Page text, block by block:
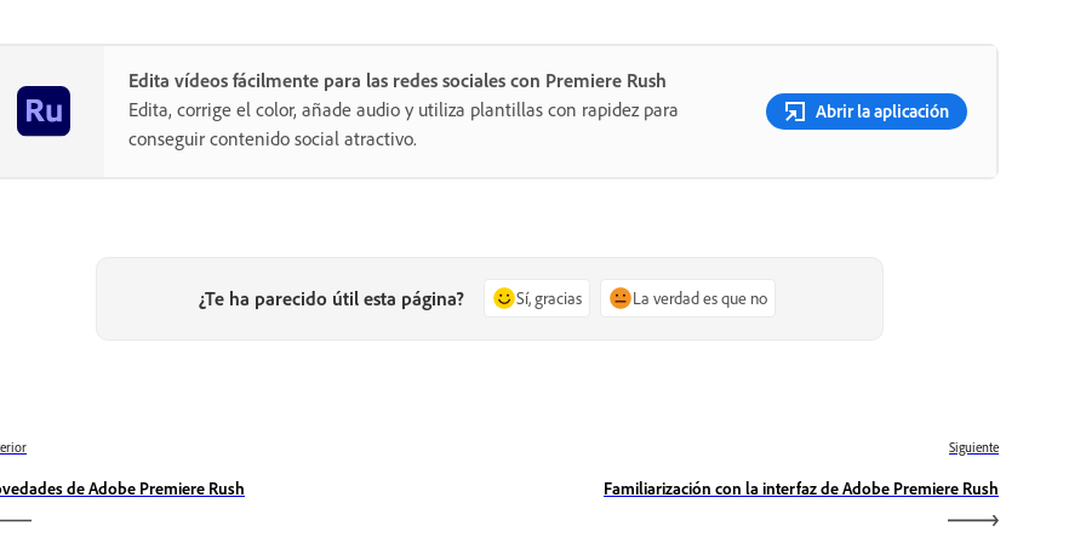
Edita vídeos fácilmente para las redes sociales con Premiere Rush
Edita, corrige el color, añade audio y utiliza plantillas con rapidez para
conseguir contenido social atractivo.
Abrir la aplicación
¿Te ha parecido útil esta página? Sí, gracias La verdad es que no
de Adobe Premiere Rush
Siguiente
Familiarización con la interfaz de Adobe Premiere Rush